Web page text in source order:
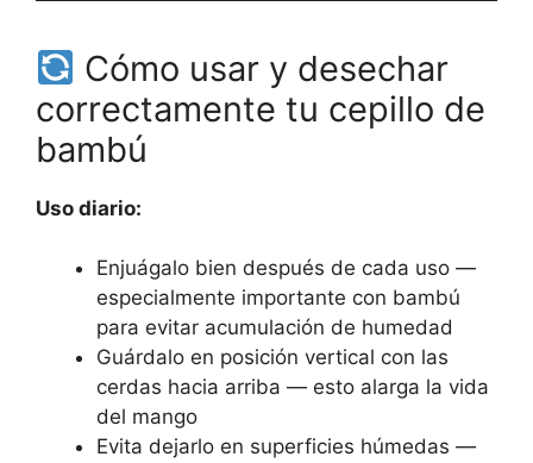
Cómo usar y desechar
correctamente tu cepillo de
bambú
Uso diario:
Enjuágalo bien después de cada uso —
especialmente importante con bambú
para evitar acumulación de humedad
Guárdalo en posición vertical con las
cerdas hacia arriba — esto alarga la vida
del mango
Evita dejarlo en superficies húmedas —